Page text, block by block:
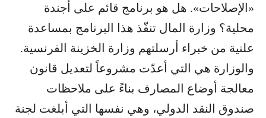
«الإصلاحات». هل هو برنامج قائم على أجندة
محلية؟ وزارة المال تنفّذ هذا البرنامج بمساعدة
علنية من خبراء أرسلتهم وزارة الخزينة الفرنسية.
والوزارة هي التي أعدّت مشروعاً لتعديل قانون
معالجة أوضاع المصارف بناءً على ملاحظات
صندوق النقد الدولي، وهي نفسها التي أبلغت لجنة